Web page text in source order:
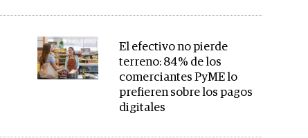
El efectivo no pierde
terreno: 84% de los
comerciantes PyME lo
prefieren sobre los pagos
digitales